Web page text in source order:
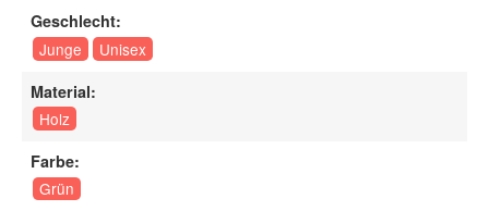
Geschlecht:
Junge
Unisex
Material:
Holz
Farbe:
Grün